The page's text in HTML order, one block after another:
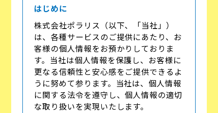
はじめに
株式会社ポラリス（以下、「当社」）
は、各種サービスのご提供にあたり、お
客様の個人情報をお預かりしておりま
す。当社は個人情報を保護し、お客様に
更なる信頼性と安心感をご提供できるよ
うに努めて参ります。当社は、個人情報
に関する法令を遵守し、個人情報の適切
な取り扱いを実現いたします。